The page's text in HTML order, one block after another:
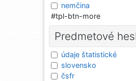
nemčina
#tpl-btn-more
Predmetové
údaje štatistické
slovensko
čsfr